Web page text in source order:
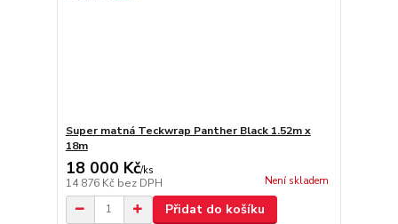
Super matná Teckwrap Panther Black 1.52m x
18m
18 000 Kč/ks
14 876 Kč bez DPH Není skladem
Přidat do košíku